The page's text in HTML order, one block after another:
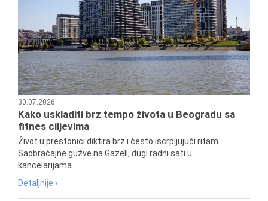
30.07.2026
Kako uskladiti brz tempo života u Beogradu sa
fitnes ciljevima
Život u prestonici diktira brz i često iscrpljujući ritam.
Saobraćajne gužve na Gazeli, dugi radni sati u
kancelarijama...
Detaljnije ›